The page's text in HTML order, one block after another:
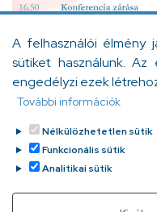
A felhasználói élmény
sütiket használunk.
engedélyzi ezek
További információk
Nélkülözhetetlen sütik
Funkcionális sütik
Analitikai sütik
Facebook
Gmail